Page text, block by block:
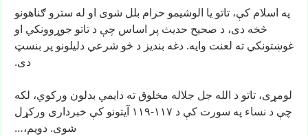
په اسلام کې، تاتو یا الوشیمو حرام بلل شوی او له سترو ګناهونو
څخه دی، د صحیح حدیث پر اساس چې د تاتو جوړوونکي او
غوښتونکي ته لعنت وايه. دغه بندیز د څو شرعي دلیلونو پر بنسټ
دی.
لومړی، تاتو د الله جل جلاله مخلوقته دايمي بدلون ورکوي، لکه
چې د نساء په سورت کې د ۱۱۷-۱۱۹ آيتونو کې خبرداری ورکړل
شوی. دویم،…